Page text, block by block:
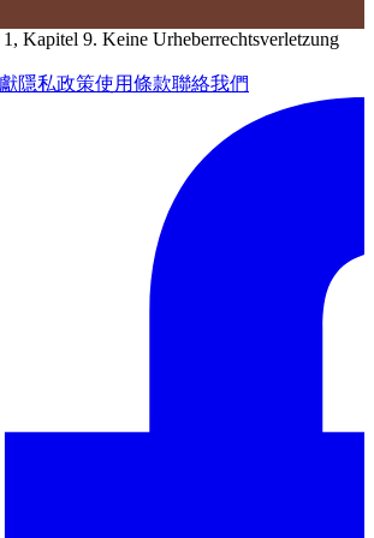
Kapitel 9. Keine Urheberrechtsverletzung
隱私政策使用條款聯絡我們